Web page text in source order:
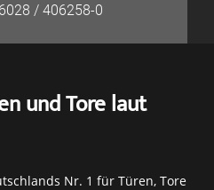
/ 406258-0
und Tore laut
Nr. 1 für Türen, Tore